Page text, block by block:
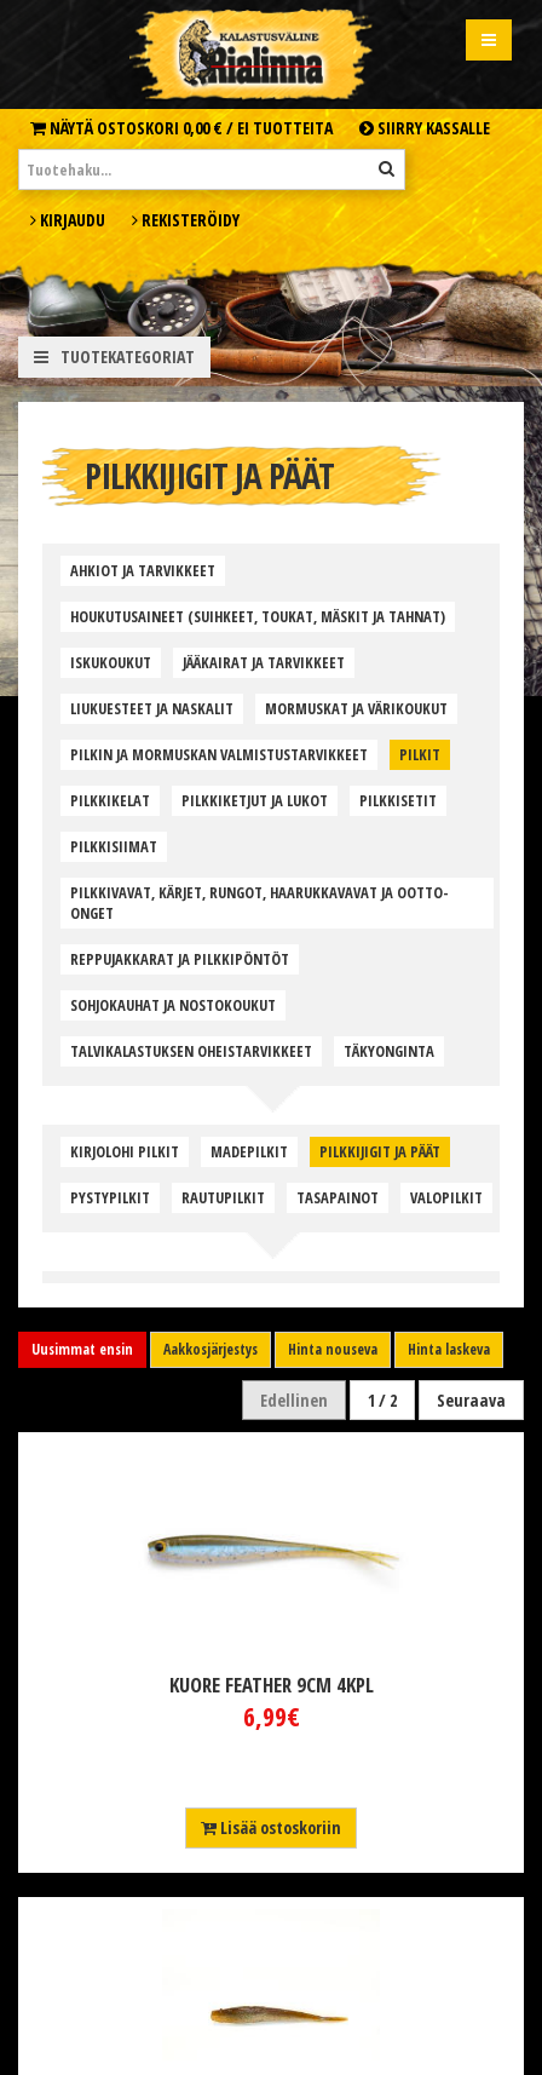
NÄYTÄ OSTOSKORI 0,00 € / EI TUOTTEITA SIIRRY KASSALLE
KIRJAUDU REKISTERÖIDY
TUOTEKATEGORIAT
PILKKIJIGIT JA PÄÄT
AHKIOT JA TARVIKKEET
HOUKUTUSAINEET (SUIHKEET, TOUKAT, MÄSKIT JA TAHNAT)
ISKUKOUKUT JÄÄKAIRAT JA TARVIKKEET
LIUKUESTEET JA NASKALIT MORMUSKAT JA VÄRIKOUKUT
PILKIN JA MORMUSKAN VALMISTUSTARVIKKEET PILKIT
PILKKIKELAT PILKKIKETJUT JA LUKOT PILKKISETIT
PILKKISIIMAT
PILKKIVAVAT, KÄRJET, RUNGOT, HAARUKKAVAVAT JA OOTTO-
ONGET
REPPUJAKKARAT JA PILKKIPÖNTÖT
SOHJOKAUHAT JA NOSTOKOUKUT
TALVIKALASTUKSEN OHEISTARVIKKEET TÄKYONGINTA
KIRJOLOHI PILKIT MADEPILKIT PILKKIJIGIT JA PÄÄT
PYSTYPILKIT RAUTUPILKIT TASAPAINOT VALOPILKIT
Uusimmat ensin Aakkosjärjestys Hinta nouseva Hinta laskeva
Edellinen 1 / 2 Seuraava
KUORE FEATHER 9CM 4KPL
6,99€
Lisää ostoskoriin